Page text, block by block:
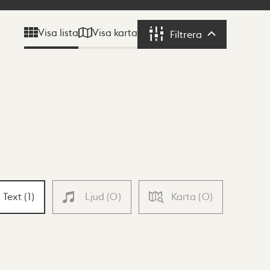
Visa lista Visa karta Filtrera Filtrera
Text (1) Ljud (0) Karta (0)